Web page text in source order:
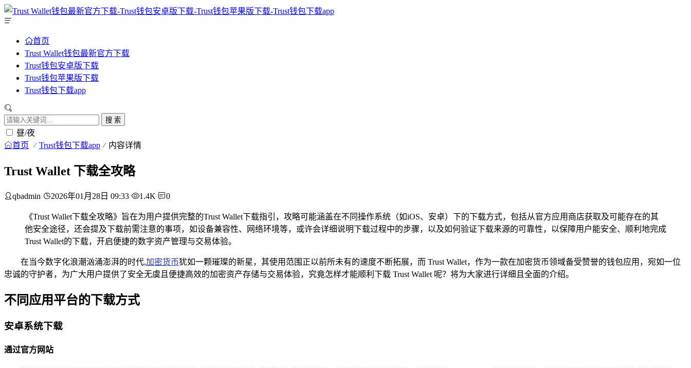
首页
Trust Wallet钱包最新官方下载
Trust钱包安卓版下载
Trust钱包苹果版下载
Trust钱包下载app
搜 索
昼/夜
首页 Trust钱包下载app 内容详情
Trust Wallet 下载全攻略
qbadmin 2026年01月28日 09:33 1.4K 0
《Trust Wallet下载全攻略》旨在为用户提供完整的Trust Wallet下载指引，攻略可能涵盖在不同操作系统（如iOS、安卓）下的下载方式，包括从官方应用商店获取及可能存在的其
他安全途径，还会提及下载前需注意的事项，如设备兼容性、网络环境等，或许会详细说明下载过程中的步骤，以及如何验证下载来源的可靠性，以保障用户能安全、顺利地完成
Trust Wallet的下载，开启便捷的数字资产管理与交易体验。
在当今数字化浪潮汹涌澎湃的时代,加密货币犹如一颗璀璨的新星，其使用范围正以前所未有的速度不断拓展，而 Trust Wallet，作为一款在加密货币领域备受赞誉的钱包应用，宛如一位
忠诚的守护者，为广大用户提供了安全无虞且便捷高效的加密资产存储与交易体验，究竟怎样才能顺利下载 Trust Wallet 呢？将为大家进行详细且全面的介绍。
不同应用平台的下载方式
安卓系统下载
通过官方网站